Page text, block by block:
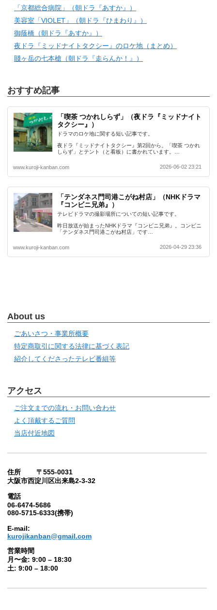
「京都総合病院」（朝ドラ『あすか』）
美容室「VIOLET」（朝ドラ『ひまわり』）
御蔭橋（朝ドラ『あすか』）
夜ドラ『ミッドナイトタクシー』のロケ地（まとめ）
賤ヶ岳の七本槍（朝ドラ『走らんか！』）
おすすめ記事
「喫茶 つかれしらず」（夜ドラ『ミッドナイト
タクシー』）
ドラマのロケ地に関する短い記事です。
夜ドラ『ミッドナイトタクシー』第2回から。「喫茶 つかれ
しらず」とテント（と看板）に書かれています。…
www.kuroji-kanban.com 2026-06-02 23:21
「テンダネス門司港こがね村店」（NHKドラマ
『コンビニ兄弟』）
テレビドラマの撮影場所についての短い記事です。
昨日放送が始まったNHKドラマ『コンビニ兄弟』。コンビニ
「テンダネス門司港こがね村店」です…
www.kuroji-kanban.com 2026-04-29 23:36
About us
ごあいさつ・事業所概要
特定商取引に関する法律に基づく表記
紹介してくださったテレビ番組等
アクセス
ご注文までの流れ・お問い合わせ
よく頂戴するご質問
当店付近地図
住所 〒555-0031
大阪市西淀川区出来島2-3-32
電話
06-6474-5686
080-5715-6333(携帯)
E-mail:
kurojikanban@gmail.com
営業時間
月〜金: 9:00 – 18:30
土: 9:00 – 18:00